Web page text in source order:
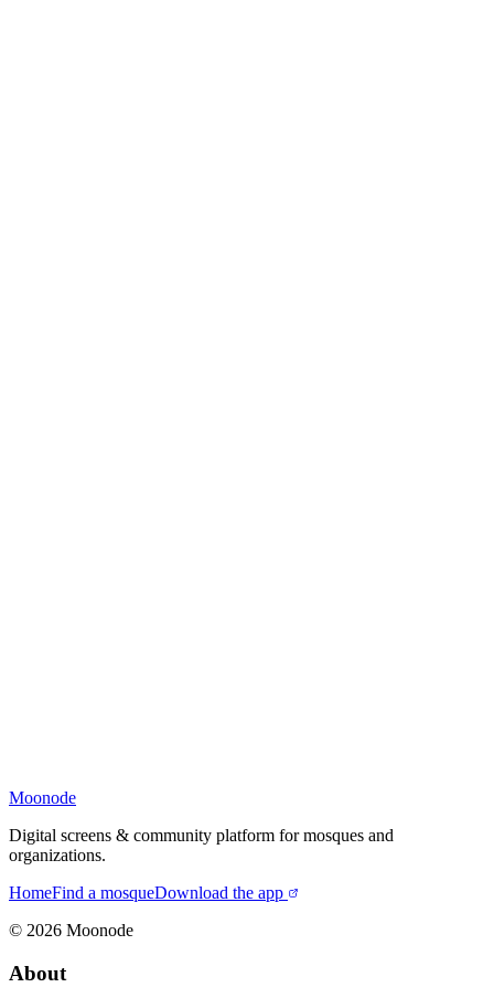
Moonode
Digital screens & community platform for mosques and
organizations.
HomeFind a mosqueDownload the app
© 2026 Moonode
About